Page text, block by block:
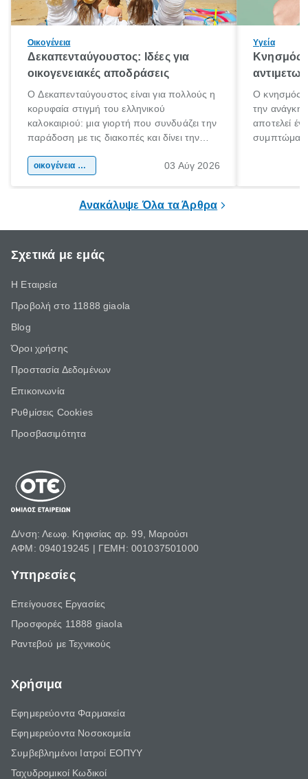
Οικογένεια
Δεκαπενταύγουστος: Ιδέες για
οικογενειακές αποδράσεις
Ο Δεκαπενταύγουστος είναι για πολλούς η
κορυφαία στιγμή του ελληνικού
καλοκαιριού: μια γιορτή που συνδυάζει την
παράδοση με τις διακοπές και δίνει την
χώρας. Είτε πρόκειται για λίγες μέρες
οικογένεια & παιδί 03 Αύγ 2026
Υγεία
Κνησμός:
Ο κνησμός
την ανάγκη
αποτελεί
Ανακάλυψε Όλα τα Άρθρα
Σχετικά με εμάς
Η Εταιρεία
Προβολή στο 11888 giaola
Blog
Όροι χρήσης
Προστασία Δεδομένων
Επικοινωνία
Ρυθμίσεις Cookies
Προσβασιμότητα
Δ/νση: Λεωφ. Κηφισίας αρ. 99, Μαρούσι
ΑΦΜ: 094019245 | ΓΕΜΗ: 001037501000
Υπηρεσίες
Επείγουσες Εργασίες
Προσφορές 11888 giaola
Ραντεβού με Τεχνικούς
Χρήσιμα
Εφημερεύοντα Φαρμακεία
Εφημερεύοντα Νοσοκομεία
Συμβεβλημένοι Ιατροί ΕΟΠΥΥ
Ταχυδρομικοί Κωδικοί